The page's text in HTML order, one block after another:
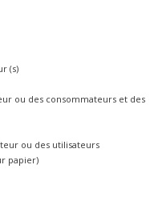
(s)
ou des consommateurs et des
ou des utilisateurs
papier)